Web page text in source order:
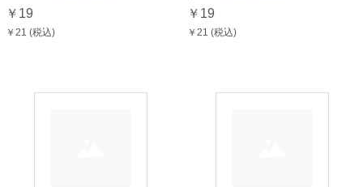
￥19
￥21 (税込)
￥19
￥21 (税込)